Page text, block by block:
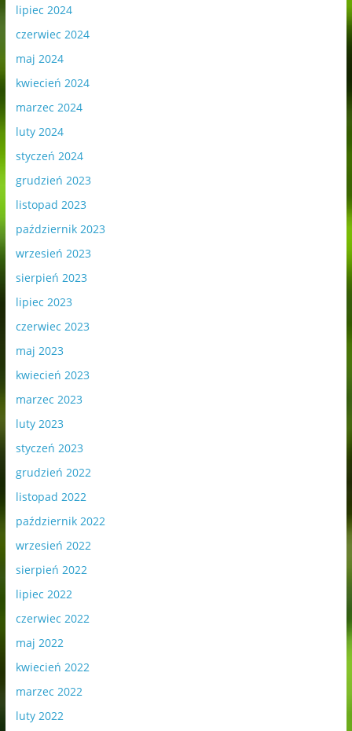
lipiec 2024
czerwiec 2024
maj 2024
kwiecień 2024
marzec 2024
luty 2024
styczeń 2024
grudzień 2023
listopad 2023
październik 2023
wrzesień 2023
sierpień 2023
lipiec 2023
czerwiec 2023
maj 2023
kwiecień 2023
marzec 2023
luty 2023
styczeń 2023
grudzień 2022
listopad 2022
październik 2022
wrzesień 2022
sierpień 2022
lipiec 2022
czerwiec 2022
maj 2022
kwiecień 2022
marzec 2022
luty 2022